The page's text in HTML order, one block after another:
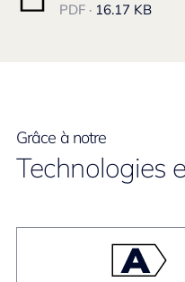
PDF · 16.17 KB
Grâce à notre
Technologies